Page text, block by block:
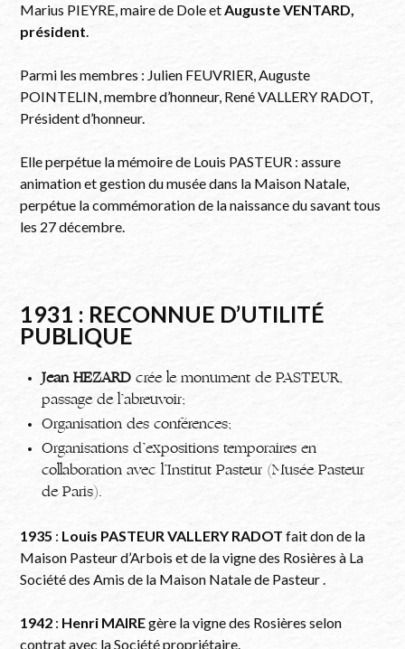
Marius PIEYRE, maire de Dole etAuguste VENTARD,
président.
Parmi les membres : Julien FEUVRIER, Auguste
POINTELIN, membre d’honneur, René VALLERY RADOT,
Président d’honneur.
Elle perpétue la mémoire de Louis PASTEUR : assure
animation et gestion du musée dans la Maison Natale,
perpétue la commémoration de la naissance du savant tous
les 27 décembre.
1931 : RECONNUE D’UTILITÉ
PUBLIQUE
Jean HEZARD crée le monument de PASTEUR,
passage de l’abreuvoir;
Organisation des conférences;
Organisations d’expositions temporaires en
collaboration avec l’Institut Pasteur (Musée Pasteur
de Paris).
1935 : Louis PASTEUR VALLERY RADOT fait don de la
Maison Pasteur d’Arbois et de la vigne des Rosières à La
Société des Amis de la Maison Natale de Pasteur .
1942 : Henri MAIREgère la vigne des Rosières selon
contrat avec la Société propriétaire.